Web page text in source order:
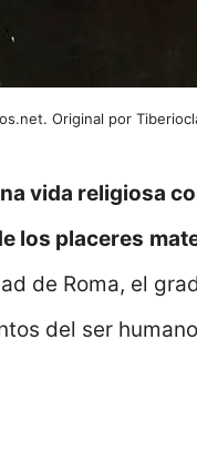
Original por
vida religiosa
los placeres
de Roma, el
del ser